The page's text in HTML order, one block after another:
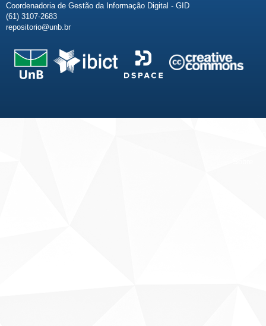
Coordenadoria de Gestão da Informação Digital - GID
(61) 3107-2683
repositorio@unb.br